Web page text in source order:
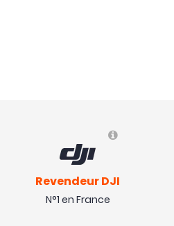
Revendeur DJI
N°1 en France